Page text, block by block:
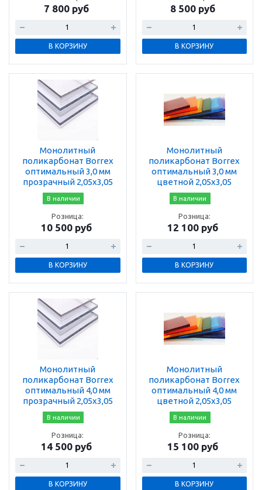
7 800 руб
В КОРЗИНУ
8 500 руб
В КОРЗИНУ
Монолитный
поликарбонат Borrex
оптимальный 3,0 мм
прозрачный 2,05х3,05
В наличии
Розница:
10 500 руб
В КОРЗИНУ
Монолитный
поликарбонат Borrex
оптимальный 3,0 мм
цветной 2,05х3,05
В наличии
Розница:
12 100 руб
В КОРЗИНУ
Монолитный
поликарбонат Borrex
оптимальный 4,0 мм
прозрачный 2,05х3,05
В наличии
Розница:
14 500 руб
В КОРЗИНУ
Монолитный
поликарбонат Borrex
оптимальный 4,0 мм
цветной 2,05х3,05
В наличии
Розница:
15 100 руб
В КОРЗИНУ